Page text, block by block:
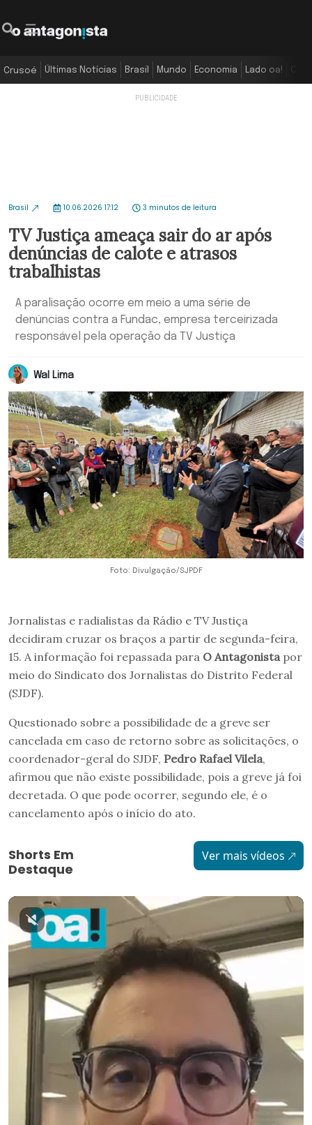
Crusoé Últimas Notícias Brasil Mundo Economia Lado oa!
Brasil 10.06.2026 17:12 3 minutos de leitura
TV Justiça ameaça sair do ar após
denúncias de calote e atrasos
trabalhistas
A paralisação ocorre em meio a uma série de
denúncias contra a Fundac, empresa terceirizada
responsável pela operação da TV Justiça
Wal Lima
Foto: Divulgação/SJPDF
Jornalistas e radialistas da Rádio e TV Justiça
decidiram cruzar os braços a partir de segunda-feira,
15. A informação foi repassada para O Antagonista por
meio do Sindicato dos Jornalistas do Distrito Federal
(SJDF).
Questionado sobre a possibilidade de a greve ser
cancelada em caso de retorno sobre as solicitações, o
coordenador-geral do SJDF, Pedro Rafael Vilela,
afirmou que não existe possibilidade, pois a greve já foi
decretada. O que pode ocorrer, segundo ele, é o
cancelamento após o início do ato.
Shorts Em
Destaque
Ver mais vídeos